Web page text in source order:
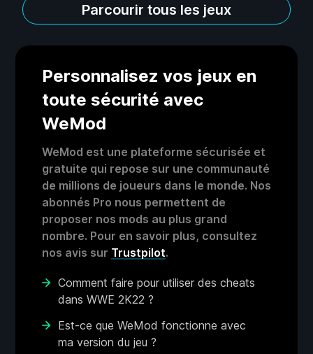
Parcourir tous les jeux
Personnalisez vos jeux en
toute sécurité avec
WeMod
WeMod est une plateforme sécurisée et
gratuite qui repose sur une communauté
de millions de joueurs dans le monde. Nos
abonnés Pro nous permettent de
proposer nos mods au plus grand
nombre. Pour en savoir plus, consultez
nos avis sur Trustpilot.
Comment faire pour utiliser des cheats
dans WWE 2K22 ?
Est-ce que WeMod fonctionne avec
ma version du jeu ?